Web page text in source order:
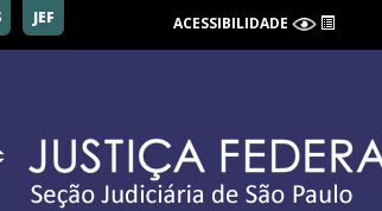
JEF ACESSIBILIDADE